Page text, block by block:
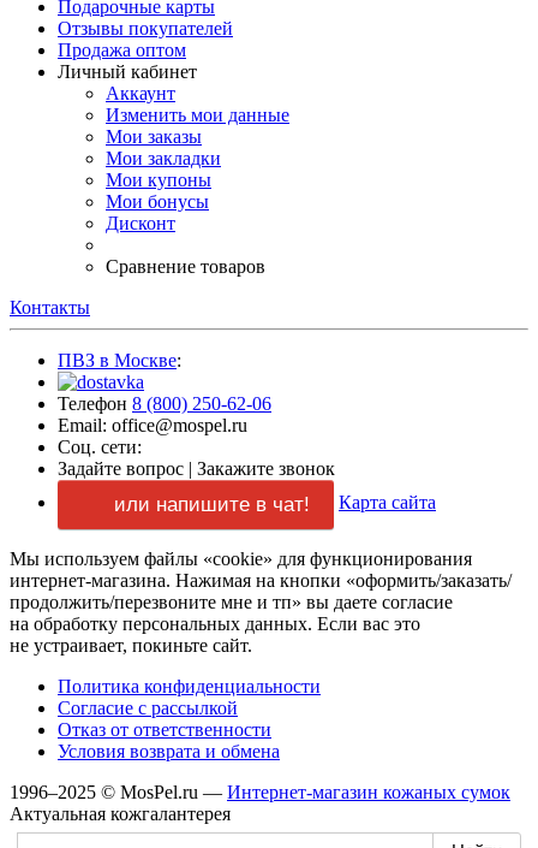
Подарочные карты
Отзывы покупателей
Продажа оптом
Личный кабинет
Аккаунт
Изменить мои данные
Мои заказы
Мои закладки
Мои купоны
Мои бонусы
Дисконт
Сравнение товаров
Контакты
ПВЗ в Москве:
Телефон 8 (800) 250-62-06
Email: office@mospel.ru
Соц. сети:
Задайте вопрос | Закажите звонок
или напишите в чат! Карта сайта
Мы используем файлы «cookie» для функционирования
интернет-магазина. Нажимая на кнопки «оформить/заказать/
продолжить/перезвоните мне и тп» вы даете согласие
на обработку персональных данных. Если вас это
не устраивает, покиньте сайт.
Политика конфиденциальности
Согласие с рассылкой
Отказ от ответственности
Условия возврата и обмена
1996–2025 © MosPel.ru — Интернет-магазин кожаных сумок
Актуальная кожгалантерея